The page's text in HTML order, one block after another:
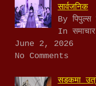
सार्वजनिक
By पिपुल्स
In समाचार
June 2, 2026
No Comments
सडकमा